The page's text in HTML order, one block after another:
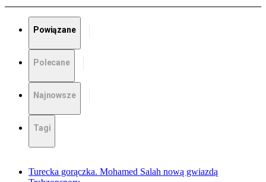
Powiązane
Polecane
Najnowsze
Tagi
Turecka gorączka. Mohamed Salah nową gwiazdą